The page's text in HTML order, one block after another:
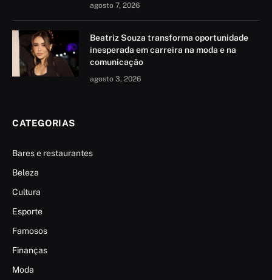
agosto 7, 2026
Beatriz Souza transforma oportunidade
inesperada em carreira na moda e na
comunicação
agosto 3, 2026
CATEGORIAS
Bares e restaurantes
Beleza
Cultura
Esporte
Famosos
Finanças
Moda